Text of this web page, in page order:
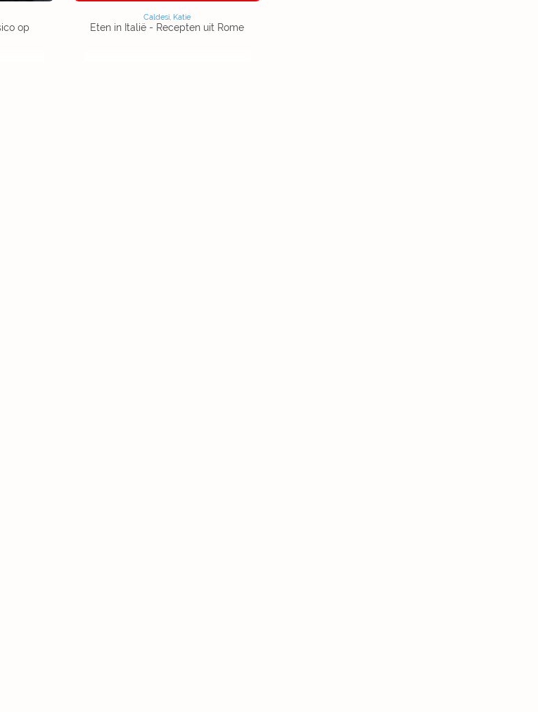
op
Caldesi, Katie
Eten in Italië - Recepten uit Rome